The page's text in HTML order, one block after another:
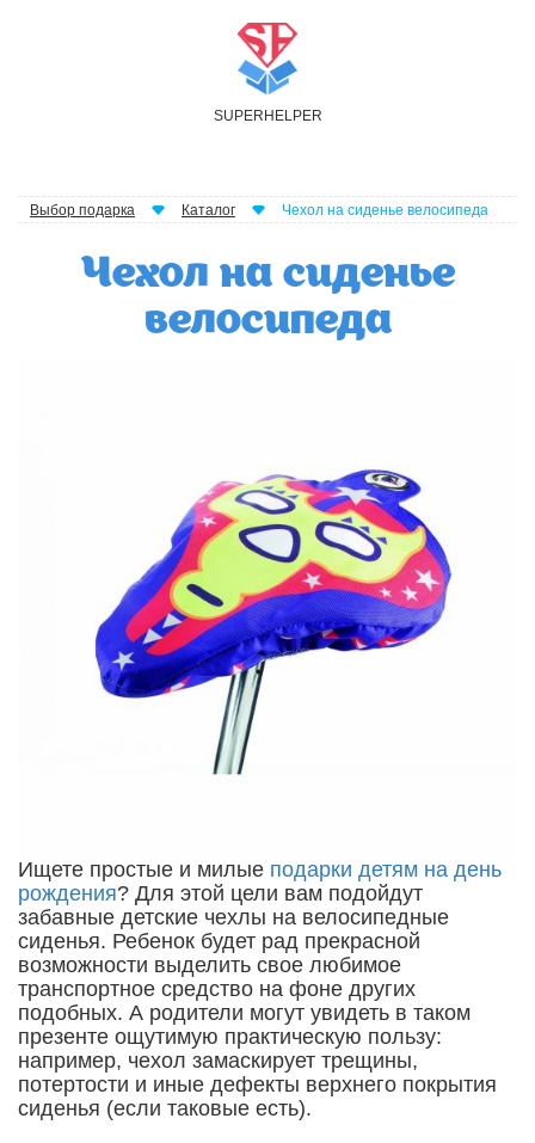
SUPER H ELPER
Выбор подарка Каталог Чехол на сиденье велосипеда
Чехол на сиденье
велосипеда
Ищете простые и милые подарки детям на день
рождения? Для этой цели вам подойдут
забавные детские чехлы на велосипедные
сиденья. Ребенок будет рад прекрасной
возможности выделить свое любимое
транспортное средство на фоне других
подобных. А родители могут увидеть в таком
презенте ощутимую практическую пользу:
например, чехол замаскирует трещины,
потертости и иные дефекты верхнего покрытия
сиденья (если таковые есть).